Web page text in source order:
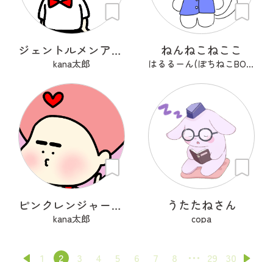
ジェントルメンアフロ🦱
kana太郎
ねんねこねここ
はるるーん(ぽちねこBOOKS)
ピンクレンジャーアフロ🩷
kana太郎
うたたねさん
copa
1 2 3 4 5 6 7 8 29 30